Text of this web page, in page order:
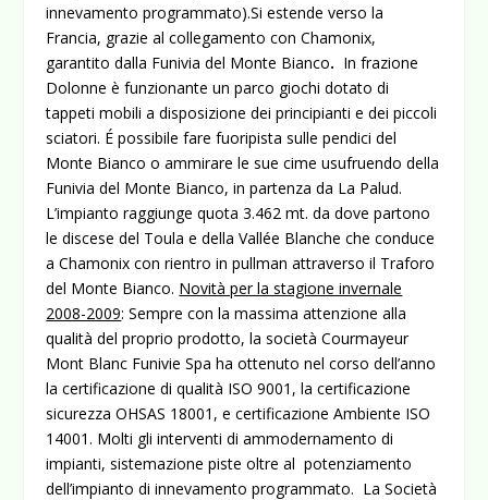
innevamento programmato).Si estende verso la
Francia, grazie al collegamento con Chamonix,
garantito dalla Funivia del Monte Bianco. In frazione
Dolonne è funzionante un parco giochi dotato di
tappeti mobili a disposizione dei principianti e dei piccoli
sciatori. É possibile fare fuoripista sulle pendici del
Monte Bianco o ammirare le sue cime usufruendo della
Funivia del Monte Bianco, in partenza da La Palud.
L’impianto raggiunge quota 3.462 mt. da dove partono
le discese del Toula e della Vallée Blanche che conduce
a Chamonix con rientro in pullman attraverso il Traforo
del Monte Bianco. Novità per la stagione invernale
2008-2009: Sempre con la massima attenzione alla
qualità del proprio prodotto, la società Courmayeur
Mont Blanc Funivie Spa ha ottenuto nel corso dell’anno
la certificazione di qualità ISO 9001, la certificazione
sicurezza OHSAS 18001, e certificazione Ambiente ISO
14001. Molti gli interventi di ammodernamento di
impianti, sistemazione piste oltre al potenziamento
dell’impianto di innevamento programmato. La Società